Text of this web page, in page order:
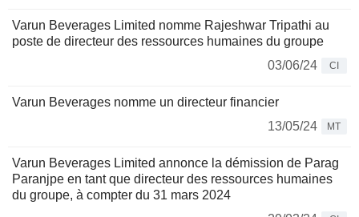
Varun Beverages Limited nomme Rajeshwar Tripathi au
poste de directeur des ressources humaines du groupe
03/06/24
CI
Varun Beverages nomme un directeur financier
13/05/24
MT
Varun Beverages Limited annonce la démission de Parag
Paranjpe en tant que directeur des ressources humaines
du groupe, à compter du 31 mars 2024